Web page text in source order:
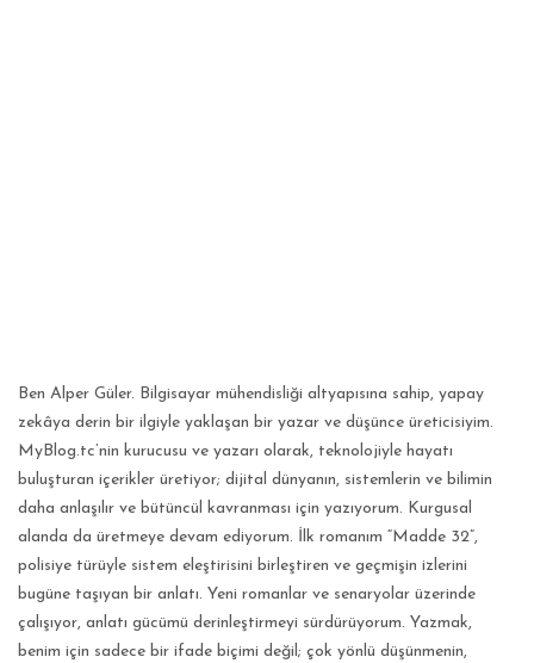
Gallery
Dil
English Turkish Arabic
Russian Italian German
Ben Alper Güler. Bilgisayar mühendisliği altyapısına sahip, yapay
zekâya derin bir ilgiyle yaklaşan bir yazar ve düşünce üreticisiyim.
MyBlog.tc’nin kurucusu ve yazarı olarak, teknolojiyle hayatı
buluşturan içerikler üretiyor; dijital dünyanın, sistemlerin ve bilimin
daha anlaşılır ve bütüncül kavranması için yazıyorum. Kurgusal
alanda da üretmeye devam ediyorum. İlk romanım “Madde 32”,
polisiye türüyle sistem eleştirisini birleştiren ve geçmişin izlerini
bugüne taşıyan bir anlatı. Yeni romanlar ve senaryolar üzerinde
çalışıyor, anlatı gücümü derinleştirmeyi sürdürüyorum. Yazmak,
benim için sadece bir ifade biçimi değil; çok yönlü düşünmenin,